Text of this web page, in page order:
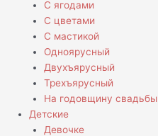
С ягодами
С цветами
С мастикой
Одноярусный
Двухъярусный
Трехъярусный
На годовщину свадьбы
Детские
Девочке